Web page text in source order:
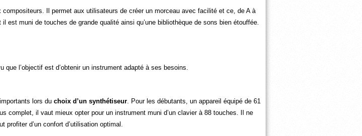
Il permet aux utilisateurs de créer un morceau avec facilité et ce, de A à
est muni de touches de grande qualité ainsi qu’une bibliothèque de sons bien étouffée.
l’objectif est d’obtenir un instrument adapté à ses besoins.
lors du choix d’un synthétiseur. Pour les débutants, un appareil équipé de 61
complet, il vaut mieux opter pour un instrument muni d’un clavier à 88 touches. Il ne
d’un confort d’utilisation optimal.